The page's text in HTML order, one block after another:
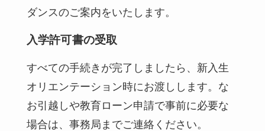
ダンスのご案内をいたします。
入学許可書の受取
すべての手続きが完了しましたら、新入生
オリエンテーション時にお渡しします。な
お引越しや教育ローン申請で事前に必要な
場合は、事務局までご連絡ください。